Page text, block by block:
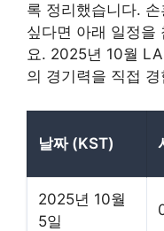
록 정리했습니다.
싶다면 아래 일정을
요. 2025년 10월
의 경기력을 직접
날짜 (KST)
2025년 10월
5일